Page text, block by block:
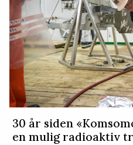
30 år siden
en mulig radioaktiv